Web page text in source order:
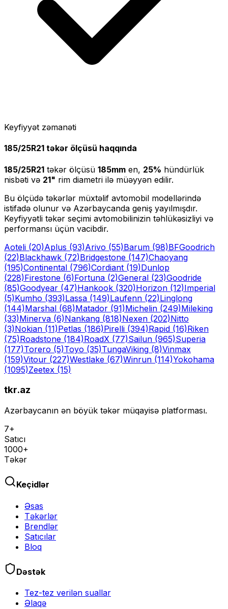
Keyfiyyət zəmanəti
185/25R21 təkər ölçüsü haqqında
185/25R21 təkər ölçüsü 185mm en, 25% hündürlük
nisbəti və 21" rim diametri ilə müəyyən edilir.
Bu ölçüdə təkərlər müxtəlif avtomobil modellərində
istifadə olunur və Azərbaycanda geniş yayılmışdır.
Keyfiyyətli təkər seçimi avtomobilinizin təhlükəsizliyi və
performansı üçün vacibdir.
Aoteli (20)Aplus (93)Arivo (55)Barum (98)BFGoodrich
(22)Blackhawk (72)Bridgestone (147)Chaoyang
(195)Continental (796)Cordiant (19)Dunlop
(228)Firestone (6)Fortuna (2)General (23)Goodride
(85)Goodyear (47)Hankook (320)Horizon (12)Imperial
(5)Kumho (393)Lassa (149)Laufenn (22)Linglong
(144)Marshal (68)Matador (91)Michelin (249)Mileking
(33)Minerva (6)Nankang (818)Nexen (202)Nitto
(3)Nokian (11)Petlas (186)Pirelli (394)Rapid (16)Riken
(75)Roadstone (184)RoadX (77)Sailun (965)Superia
(177)Torero (5)Toyo (35)TungaViking (8)Vinmax
(159)Vitour (227)Westlake (67)Winrun (114)Yokohama
(1095)Zeetex (15)
tkr.az
Azərbaycanın ən böyük təkər müqayisə platforması.
7+
Satıcı
1000+
Təkər
Keçidlər
Əsas
Təkərlər
Brendlər
Satıcılar
Bloq
Dəstək
Tez-tez verilən suallar
Əlaqə